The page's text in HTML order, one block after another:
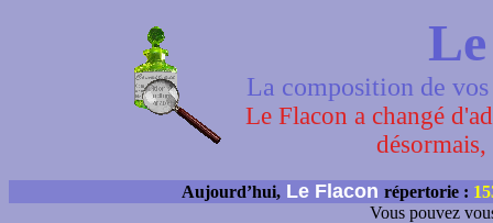
La composition de
Le Flacon a changé
Aujourd’hui, Le Flacon répertorie :
Vous pouvez